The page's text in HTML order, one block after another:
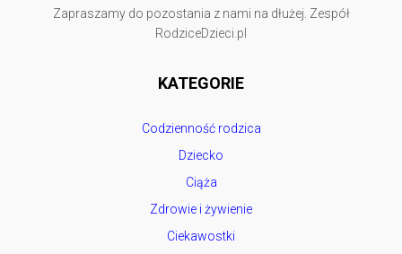
Zapraszamy do pozostania z nami na dłużej. Zespół
RodziceDzieci.pl
KATEGORIE
Codzienność rodzica
Dziecko
Ciąża
Zdrowie i żywienie
Ciekawostki